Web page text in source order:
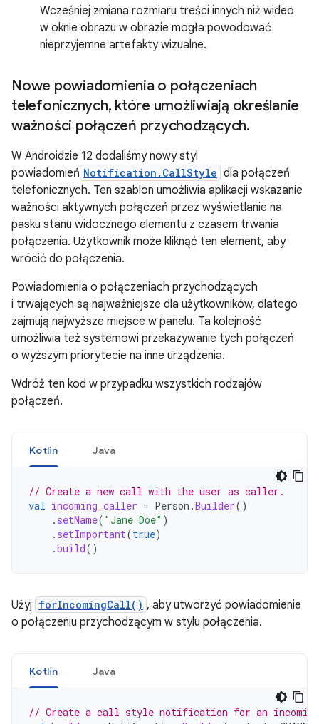
Wcześniej zmiana rozmiaru treści innych niż wideo
w oknie obrazu w obrazie mogła powodować
nieprzyjemne artefakty wizualne.
Nowe powiadomienia o połączeniach
telefonicznych, które umożliwiają określanie
ważności połączeń przychodzących.
W Androidzie 12 dodaliśmy nowy styl
powiadomień Notification.CallStyle dla połączeń
telefonicznych. Ten szablon umożliwia aplikacji wskazanie
ważności aktywnych połączeń przez wyświetlanie na
pasku stanu widocznego elementu z czasem trwania
połączenia. Użytkownik może kliknąć ten element, aby
wrócić do połączenia.
Powiadomienia o połączeniach przychodzących
i trwających są najważniejsze dla użytkowników, dlatego
zajmują najwyższe miejsce w panelu. Ta kolejność
umożliwia też systemowi przekazywanie tych połączeń
o wyższym priorytecie na inne urządzenia.
Wdróż ten kod w przypadku wszystkich rodzajów
połączeń.
Kotlin Java
// Create a new call with the user as caller.
val incoming_caller = Person .Builder()
. setName( "Jane Doe" )
. setImportant(true)
.build()
Użyj forIncomingCall() , aby utworzyć powiadomienie
o połączeniu przychodzącym w stylu połączenia.
Kotlin Java
// Create a call style notification for an